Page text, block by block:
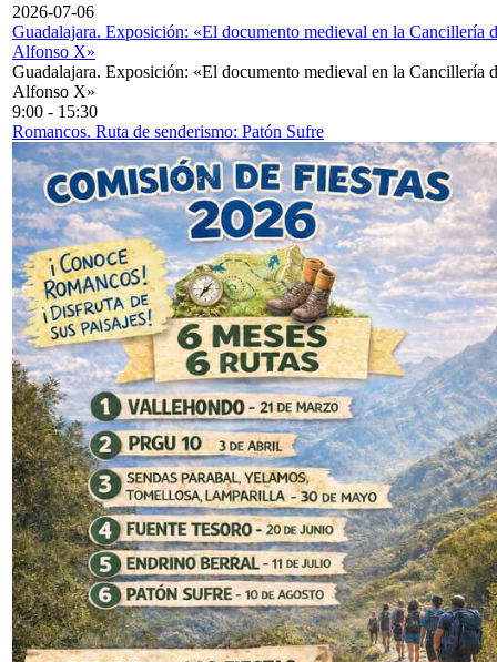
2026-07-06
Guadalajara. Exposición: «El documento medieval en la Cancillería
Alfonso X»
Guadalajara. Exposición: «El documento medieval en la Cancillería
Alfonso X»
9:00 - 15:30
Romancos. Ruta de senderismo: Patón Sufre